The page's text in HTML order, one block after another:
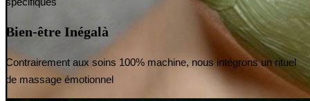
Bien-être Inégalà
Contrairement aux soins 100% machine, nous intégrons un rituel
de massage émotionnel